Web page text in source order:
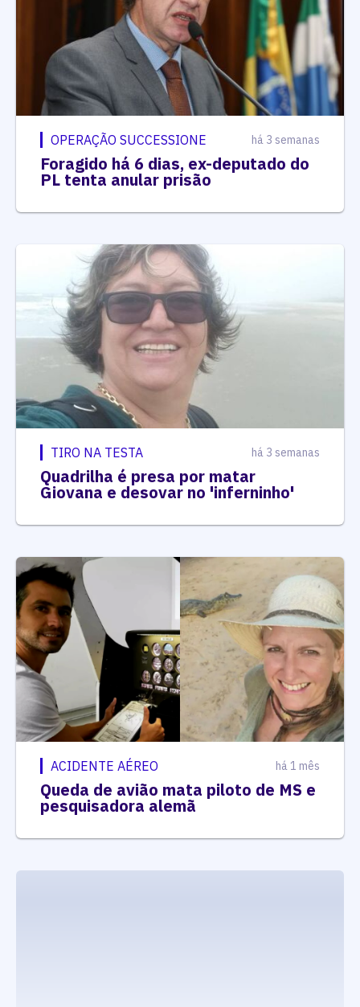
OPERAÇÃO SUCCESSIONE há 3 semanas
Foragido há 6 dias, ex-deputado do
PL tenta anular prisão
TIRO NA TESTA há 3 semanas
Quadrilha é presa por matar
Giovana e desovar no 'inferninho'
ACIDENTE AÉREO há 1 mês
Queda de avião mata piloto de MS e
pesquisadora alemã